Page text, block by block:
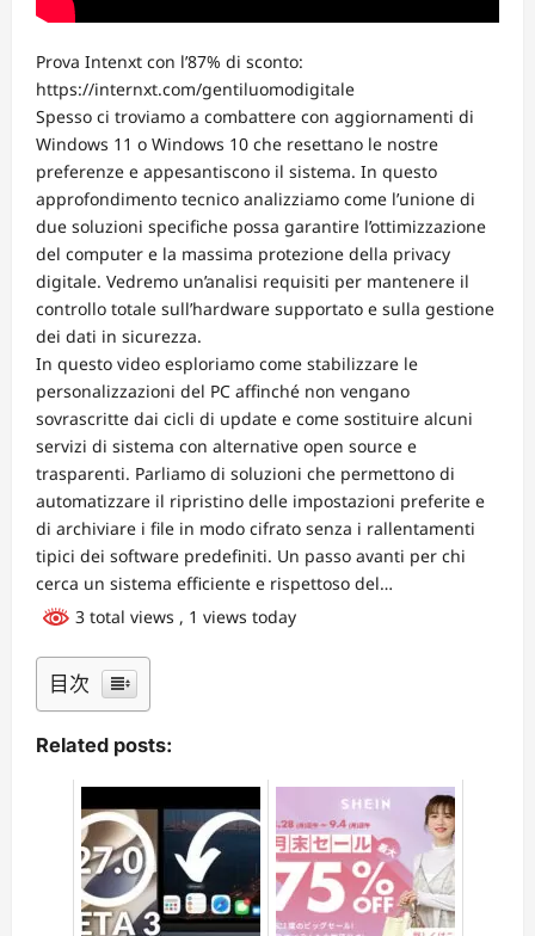
Prova Intenxt con l’87% di sconto:
https://internxt.com/gentiluomodigitale
Spesso ci troviamo a combattere con aggiornamenti di
Windows 11 o Windows 10 che resettano le nostre
preferenze e appesantiscono il sistema. In questo
approfondimento tecnico analizziamo come l’unione di
due soluzioni specifiche possa garantire l’ottimizzazione
del computer e la massima protezione della privacy
digitale. Vedremo un’analisi requisiti per mantenere il
controllo totale sull’hardware supportato e sulla gestione
dei dati in sicurezza.
In questo video esploriamo come stabilizzare le
personalizzazioni del PC affinché non vengano
sovrascritte dai cicli di update e come sostituire alcuni
servizi di sistema con alternative open source e
trasparenti. Parliamo di soluzioni che permettono di
automatizzare il ripristino delle impostazioni preferite e
di archiviare i file in modo cifrato senza i rallentamenti
tipici dei software predefiniti. Un passo avanti per chi
cerca un sistema efficiente e rispettoso del…
3 total views , 1 views today
目次
Related posts: